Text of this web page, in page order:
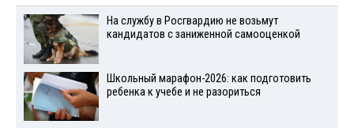
На службу в Росгвардию не возьмут
кандидатов с заниженной самооценкой
Школьный марафон-2026: как подготовить
ребенка к учебе и не разориться